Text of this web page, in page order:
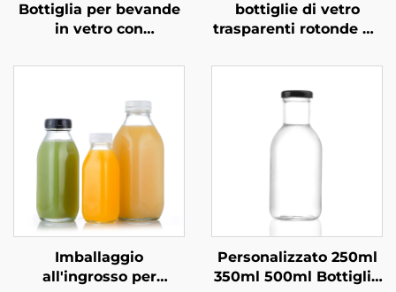
Bottiglia per bevande
in vetro con
basculante OEM
ml, per bevande a
base di succo, vino e
vodka
bottiglie di vetro
trasparenti rotonde da
ml per bevande a base
di latte e succhi
Imballaggio
all'ingrosso per
Personalizzato 250ml
350ml 500ml Bottiglie